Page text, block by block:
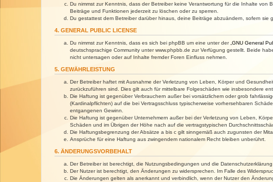
Du nimmst zur Kenntnis, dass der Betreiber keine Verantwortung für die Inhalte
Beiträge und Funktionen jederzeit zu löschen oder zu sperren.
Du gestattest dem Betreiber darüber hinaus, deine Beiträge abzuändern, sofern
4. GENERAL PUBLIC LICENSE
Du nimmst zur Kenntnis, dass es sich bei phpBB um eine unter der „ GNU General
deutschsprachige Community unter www.phpbb.de zur Verfügung gestellt. Beide
nicht untersagen oder auf Inhalte fremder Foren Einfluss nehmen.
5. GEWÄHRLEISTUNG
Der Betreiber haftet mit Ausnahme der Verletzung von Leben, Körper und
zurückzuführen sind. Dies gilt auch für mittelbare Folgeschäden wie insbesondere
Die Haftung ist gegenüber Verbrauchern außer bei vorsätzlichem oder grob
(Kardinalpflichten) auf die bei Vertragsschluss typischerweise vorhersehbaren
entgangenen Gewinn.
Die Haftung ist gegenüber Unternehmern außer bei der Verletzung von Leben,
Schäden und im Übrigen der Höhe nach auf die vertragstypischen
Die Haftungsbegrenzung der Absätze a bis c gilt sinngemäß auch zugunsten der
Ansprüche für eine Haftung aus zwingendem nationalem Recht bleiben unberührt.
6. ÄNDERUNGSVORBEHALT
Der Betreiber ist berechtigt, die Nutzungsbedingungen und die
Der Nutzer ist berechtigt, den Änderungen zu widersprechen. Im Falle des
Die Änderungen gelten als anerkannt und verbindlich, wenn der Nutzer den